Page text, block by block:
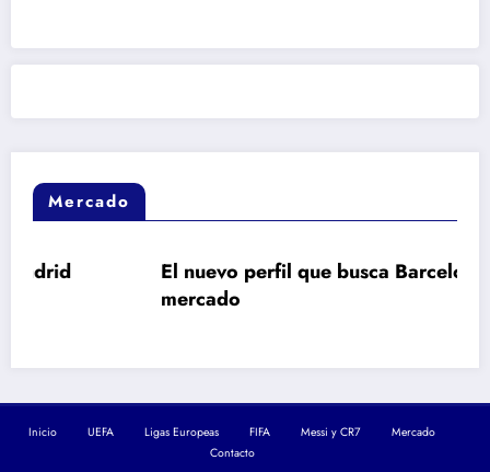
Mercado
El nuevo perfil que busca Barcelona en el
Inicio UEFA Ligas Europeas FIFA Messi y CR7
Mercado
Contacto